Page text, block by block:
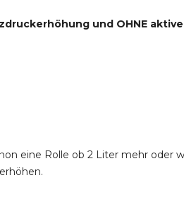
und OHNE
eine Rolle ob 2 Liter mehr